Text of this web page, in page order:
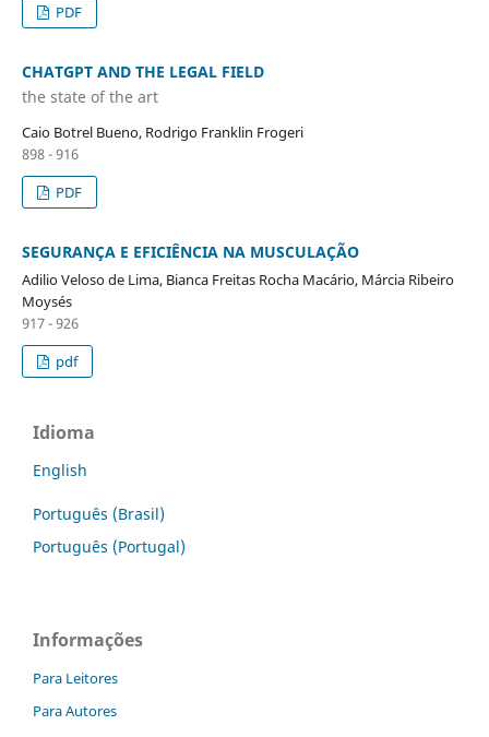
PDF
CHATGPT AND THE LEGAL FIELD
the state of the art
Caio Botrel Bueno, Rodrigo Franklin Frogeri
898 - 916
PDF
SEGURANÇA E EFICIÊNCIA NA MUSCULAÇÃO
Adilio Veloso de Lima, Bianca Freitas Rocha Macário, Márcia Ribeiro
Moysés
917 - 926
pdf
Idioma
English
Português (Brasil)
Português (Portugal)
Informações
Para Leitores
Para Autores